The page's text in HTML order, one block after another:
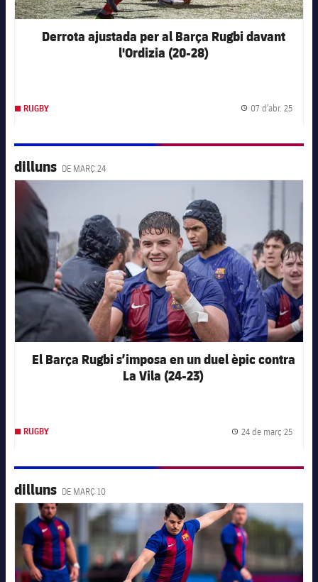
Derrota ajustada per al Barça Rugbi davant
l'Ordizia (20-28)
RUGBY Data
07 d’abr. 25
dilluns DE MARÇ 24
El Barça Rugbi s’imposa en un duel èpic contra
La Vila (24-23)
RUGBY Data
24 de març 25
dilluns DE MARÇ 10
FC Barcelona club badge